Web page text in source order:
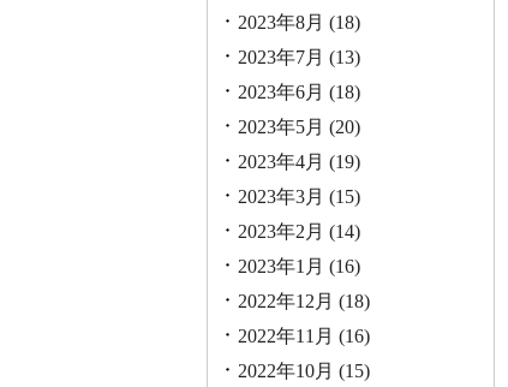
2023年8月 (18)
2023年7月 (13)
2023年6月 (18)
2023年5月 (20)
2023年4月 (19)
2023年3月 (15)
2023年2月 (14)
2023年1月 (16)
2022年12月 (18)
2022年11月 (16)
2022年10月 (15)